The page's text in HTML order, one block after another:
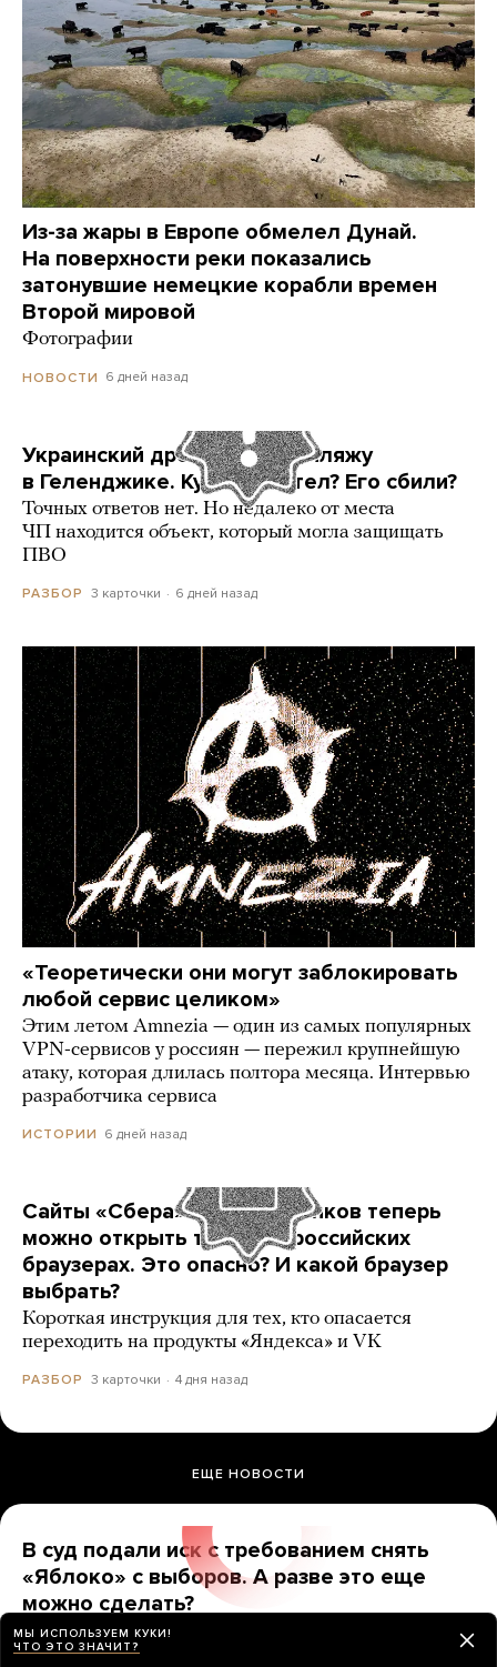
Из-за жары в Европе обмелел Дунай.
На поверхности реки показались
затонувшие немецкие корабли времен
Второй мировой
Фотографии
НОВОСТИ 6 дней назад
Украинский дрон попал по пляжу
в Геленджике. Куда он летел? Его сбили?
Точных ответов нет. Но недалеко от места
ЧП находится объект, который могла защищать
ПВО
РАЗБОР 3 карточки 6 дней назад
«Теоретически они могут заблокировать
любой сервис целиком»
Этим летом Amnezia — один из самых популярных
VPN-сервисов у россиян — пережил крупнейшую
атаку, которая длилась полтора месяца. Интервью
разработчика сервиса
ИСТОРИИ 6 дней назад
Сайты «Сбера» и других банков теперь
можно открыть только в российских
браузерах. Это опасно? И какой браузер
выбрать?
Короткая инструкция для тех, кто опасается
переходить на продукты «Яндекса» и VK
РАЗБОР 3 карточки 4 дня назад
ЕЩЕ НОВОСТИ
В суд подали иск с требованием снять
«Яблоко» с выборов. А разве это еще
можно сделать?
До какой даты надо продержаться, чтобы партию
точно допустили?
МЫ ИСПОЛЬЗУЕМ КУКИ!
ЧТО ЭТО ЗНАЧИТ?